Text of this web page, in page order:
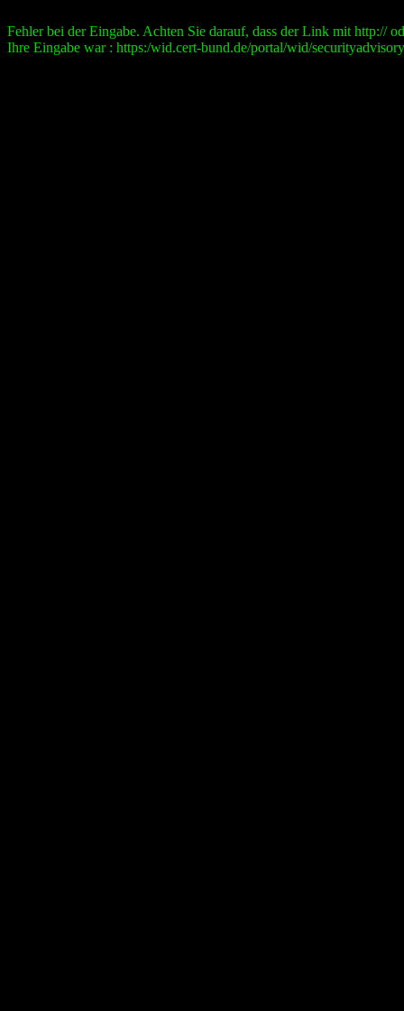
Fehler bei der Eingabe. Achten Sie darauf, dass der Link mit http://
Ihre Eingabe war : https:/wid.cert-bund.de/portal/wid/